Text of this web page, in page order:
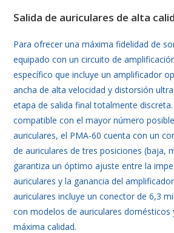
Salida de auriculares de alta
Para ofrecer una máxima fidelidad de
equipado con un circuito de
específico que incluye un amplificador
ancha de alta velocidad y distorsión
etapa de salida final totalmente
compatible con el mayor número
auriculares, el PMA-60 cuenta con un
de auriculares de tres posiciones (baja,
garantiza un óptimo ajuste entre la
auriculares y la ganancia del
auriculares incluye un conector de 6,3
con modelos de auriculares domésticos
máxima calidad.